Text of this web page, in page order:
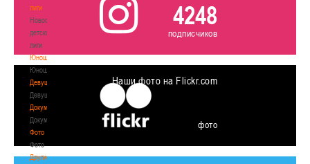
лиги
Новости
детской
лиги
Юноши
Юноши
Девушки
Девушки
Документы
Документы
Фото
Фото
Другие
4248
подписчиков
Наши фото на Flickr.com
фото